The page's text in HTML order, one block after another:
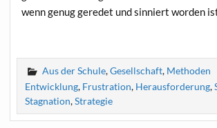
wenn genug gere­det und sin­niert wor­den
Aus der Schule,Gesellschaft, Methoden
Entwicklung, Frustration, Herausforderung,
Stagnation,Strategie